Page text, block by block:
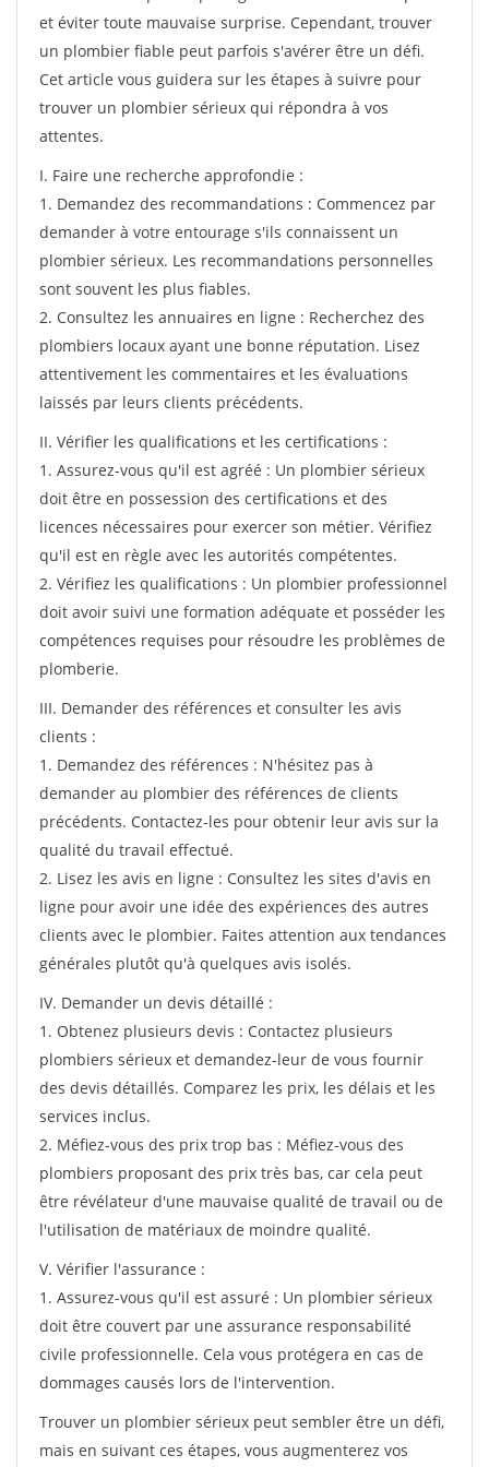
et éviter toute mauvaise surprise. Cependant, trouver
un plombier fiable peut parfois s'avérer être un défi.
Cet article vous guidera sur les étapes à suivre pour
trouver un plombier sérieux qui répondra à vos
attentes.
I. Faire une recherche approfondie :
1. Demandez des recommandations : Commencez par
demander à votre entourage s'ils connaissent un
plombier sérieux. Les recommandations personnelles
sont souvent les plus fiables.
2. Consultez les annuaires en ligne : Recherchez des
plombiers locaux ayant une bonne réputation. Lisez
attentivement les commentaires et les évaluations
laissés par leurs clients précédents.
II. Vérifier les qualifications et les certifications :
1. Assurez-vous qu'il est agréé : Un plombier sérieux
doit être en possession des certifications et des
licences nécessaires pour exercer son métier. Vérifiez
qu'il est en règle avec les autorités compétentes.
2. Vérifiez les qualifications : Un plombier professionnel
doit avoir suivi une formation adéquate et posséder les
compétences requises pour résoudre les problèmes de
plomberie.
III. Demander des références et consulter les avis
clients :
1. Demandez des références : N'hésitez pas à
demander au plombier des références de clients
précédents. Contactez-les pour obtenir leur avis sur la
qualité du travail effectué.
2. Lisez les avis en ligne : Consultez les sites d'avis en
ligne pour avoir une idée des expériences des autres
clients avec le plombier. Faites attention aux tendances
générales plutôt qu'à quelques avis isolés.
IV. Demander un devis détaillé :
1. Obtenez plusieurs devis : Contactez plusieurs
plombiers sérieux et demandez-leur de vous fournir
des devis détaillés. Comparez les prix, les délais et les
services inclus.
2. Méfiez-vous des prix trop bas : Méfiez-vous des
plombiers proposant des prix très bas, car cela peut
être révélateur d'une mauvaise qualité de travail ou de
l'utilisation de matériaux de moindre qualité.
V. Vérifier l'assurance :
1. Assurez-vous qu'il est assuré : Un plombier sérieux
doit être couvert par une assurance responsabilité
civile professionnelle. Cela vous protégera en cas de
dommages causés lors de l'intervention.
Trouver un plombier sérieux peut sembler être un défi,
mais en suivant ces étapes, vous augmenterez vos